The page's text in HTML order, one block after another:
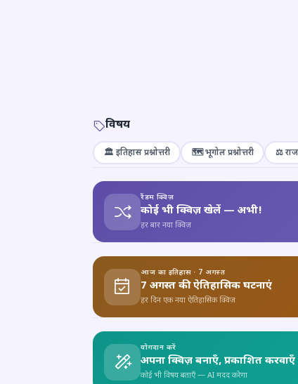
विषय
🏛️ इतिहास प्रश्नोत्तरी 🗺️ भूगोल प्रश्नोत्तरी ⚖️
रैंडम क्विज़
कोई भी क्विज़ खेलें — अभी!
हर बार नया क्विज़
आज का इतिहास · 7 अगस्त
7 अगस्त की ऐतिहासिक घटनाएं
हर दिन एक नया ऐतिहासिक क्विज़
योगदान करें
अपना क्विज़ बनाएँ, प्रकाशित करवाएँ
कोई भी विषय बताएँ — AI मदद करेगा